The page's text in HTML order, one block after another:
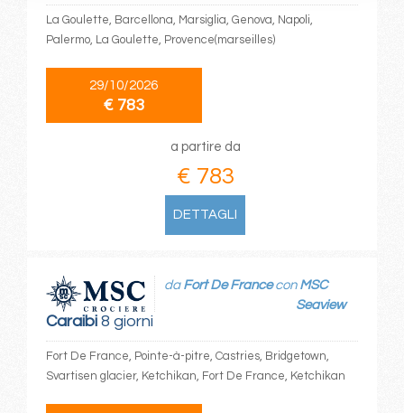
La Goulette, Barcellona, Marsiglia, Genova, Napoli,
Palermo, La Goulette, Provence(marseilles)
29/10/2026
€ 783
a partire da
€ 783
DETTAGLI
Caraibi8 giorni
da Fort De Francecon MSC
Seaview
Fort De France, Pointe-à-pitre, Castries, Bridgetown,
Svartisen glacier, Ketchikan, Fort De France, Ketchikan